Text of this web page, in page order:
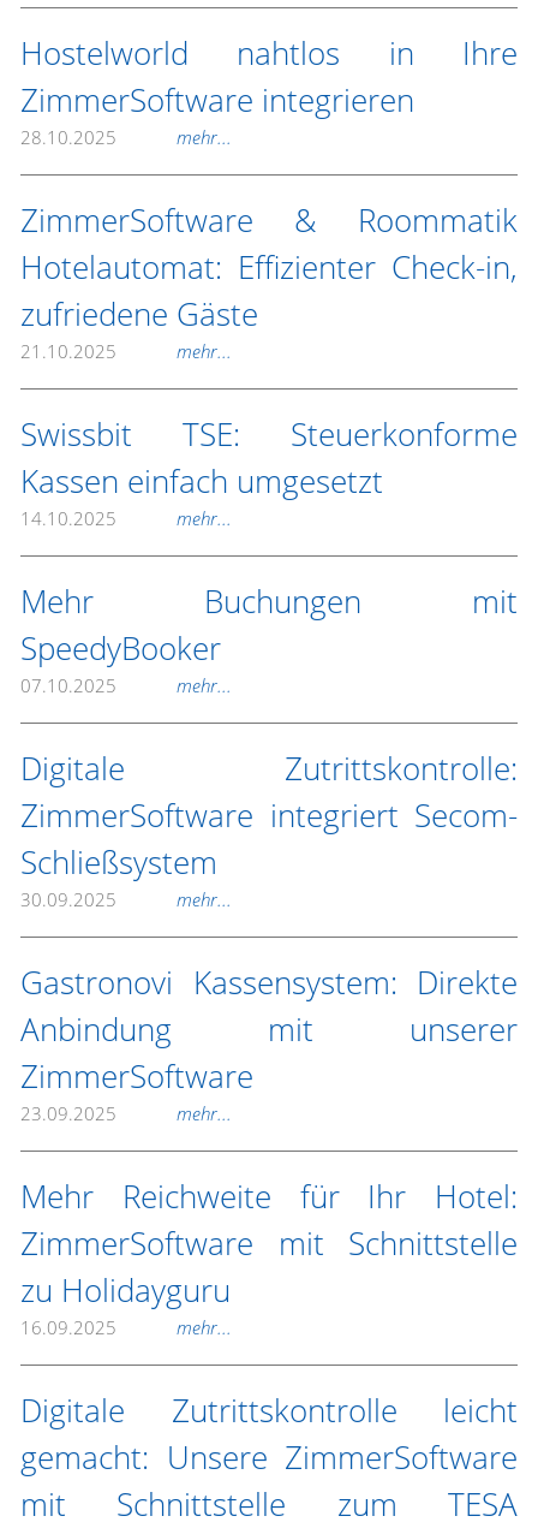
Hostelworld nahtlos in Ihre
ZimmerSoftware integrieren
28.10.2025 mehr...
ZimmerSoftware & Roommatik
Hotelautomat: Effizienter Check-in,
zufriedene Gäste
21.10.2025 mehr...
Swissbit TSE: Steuerkonforme
Kassen einfach umgesetzt
14.10.2025 mehr...
Mehr Buchungen mit
SpeedyBooker
07.10.2025 mehr...
Digitale Zutrittskontrolle:
ZimmerSoftware integriert Secom-
Schließsystem
30.09.2025 mehr...
Gastronovi Kassensystem: Direkte
Anbindung mit unserer
ZimmerSoftware
23.09.2025 mehr...
Mehr Reichweite für Ihr Hotel:
ZimmerSoftware mit Schnittstelle
zu Holidayguru
16.09.2025 mehr...
Digitale Zutrittskontrolle leicht
gemacht: Unsere ZimmerSoftware
mit Schnittstelle zum TESA